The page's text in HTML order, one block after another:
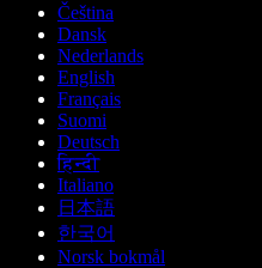
Čeština
Dansk
Nederlands
English
Français
Suomi
Deutsch
हिन्दी
Italiano
日本語
한국어
Norsk bokmål